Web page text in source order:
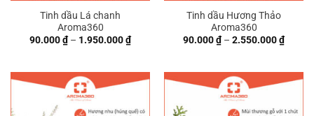
Tinh dầu Lá chanh
Aroma360
90.000₫ – 1.950.000₫Khoảng
giá:
đến
1.950.000 ₫
Tinh dầu Hương Thảo
Aroma360
90.000₫ – 2.550.000₫
giá:
đến